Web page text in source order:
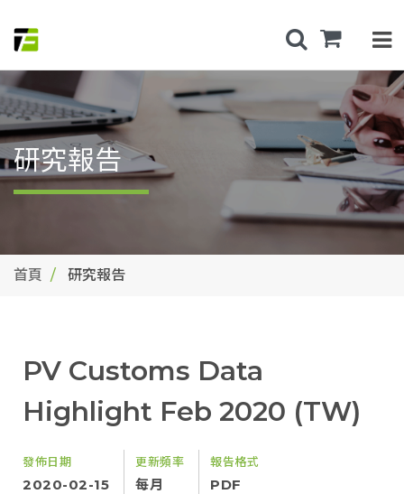
研究報告
首頁 研究報告
PV Customs Data
Highlight Feb 2020 (TW)
發佈日期
2020-02-15
更新頻率
每月
報告格式
PDF